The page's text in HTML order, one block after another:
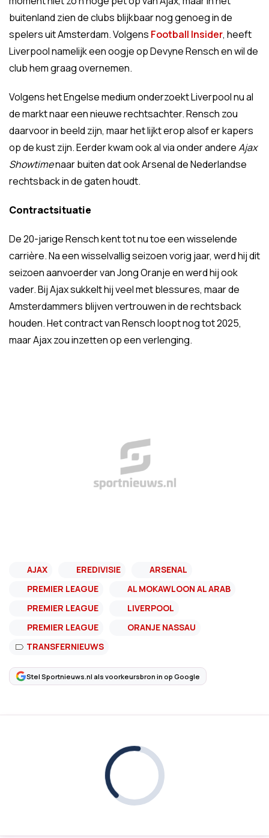
buitenland zien de clubs blijkbaar nog genoeg in de
spelers uit Amsterdam. Volgens Football Insider, heeft
Liverpool namelijk een oogje op Devyne Rensch en wil de
club hem graag overnemen.
Volgens het Engelse medium onderzoekt Liverpool nu al
de markt naar een nieuwe rechtsachter. Rensch zou
daarvoor in beeld zijn, maar het lijkt erop alsof er kapers
op de kust zijn. Eerder kwam ook al via onder andereAjax
Showtimenaar buiten dat ook Arsenal de Nederlandse
rechtsback in de gaten houdt.
Contractsituatie
De 20-jarige Rensch kent tot nu toe een wisselende
carrière. Na een wisselvallig seizoen vorig jaar, werd hij dit
seizoen aanvoerder van Jong Oranje en werd hij ook
vader. Bij Ajax sukkelt hij veel met blessures, maar de
Amsterdammers blijven vertrouwen in de rechtsback
houden. Het contract van Rensch loopt nog tot 2025,
maar Ajax zou inzetten op een verlenging.
AJAX EREDIVISIE
ARSENAL
PREMIER LEAGUE
AL MOKAWLOON AL ARAB
PREMIER LEAGUE
LIVERPOOL
PREMIER LEAGUE
ORANJE NASSAU
TRANSFERNIEUWS
Stel Sportnieuws.nl als voorkeursbron in op Google